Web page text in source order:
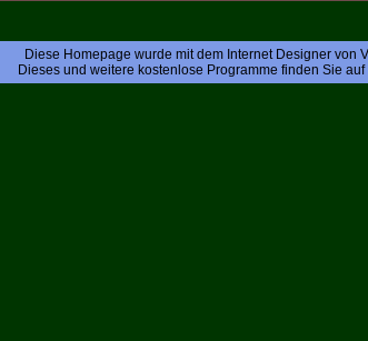
Diese Homepage wurde mit dem Internet Designer von
Dieses und weitere kostenlose Programme finden Sie auf